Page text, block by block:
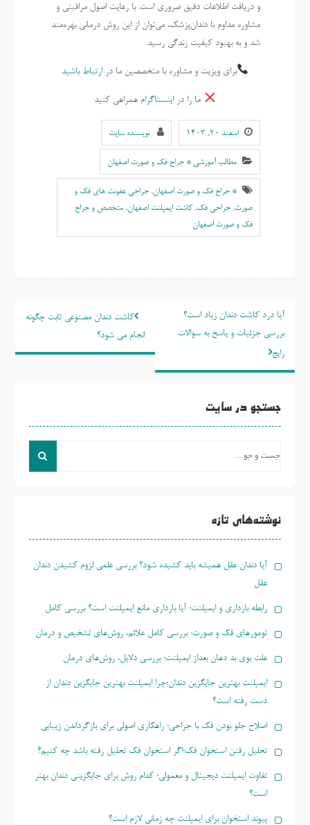
و دریافت اطلاعات دقیق ضروری است. با رعایت اصول مراقبتی و
مشاوره مداوم با دندان‌پزشک، می‌توان از این روش درمانی بهره‌مند
شد و به بهبود کیفیت زندگی رسید.
برای ویزیت و مشاوره با متخصصین ما درارتباط باشید
ما را دراینستاگرام همراهی کنید
اسفند ۲۰, ۱۴۰۳ نویسنده سایت
مطالب آموزشی * جراح فک و صورت اصفهان
* جراح فک و صورت اصفهان, جراحی عفونت های فک و
صورت, جراحی فک,کاشت ایمپلنت اصفهان, متخصص و جراح
فک و صورت اصفهان
راهبری
نوشته
کاشت دندان مصنوعی ثابت چگونه
انجام می شود؟
آیا درد کاشت دندان زیاد است؟
بررسی جزئیات و پاسخ به سوالات
رایج
جستجو در سایت
نوشته‌های تازه
آیا دندان عقل همیشه باید کشیده شود؟ بررسی علمی لزوم کشیدن دندان
عقل
رابطه بارداری و ایمپلنت؛ آیا بارداری مانع ایمپلنت است؟ بررسی کامل
تومورهای فک و صورت؛ بررسی کامل علائم، روش‌های تشخیص و درمان
علت بوی بد دهان بعداز ایمپلنت؛ بررسی دلایل، روش‌های درمان
ایمپلنت بهترین جایگزین دندان؛چرا ایمپلنت بهترین جایگزین دندان از
دست رفته است؟
اصلاح جلو بودن فک با جراحی؛ راهکاری اصولی برای بازگرداندن زیبایی
تحلیل رفتن استخوان فک؛اگر استخوان فک تحلیل رفته باشد چه کنیم؟
تفاوت ایمپلنت دیجیتال و معمولی؛ کدام روش برای جایگزینی دندان بهتر
است؟
پیوند استخوان برای ایمپلنت چه زمانی لازم است؟